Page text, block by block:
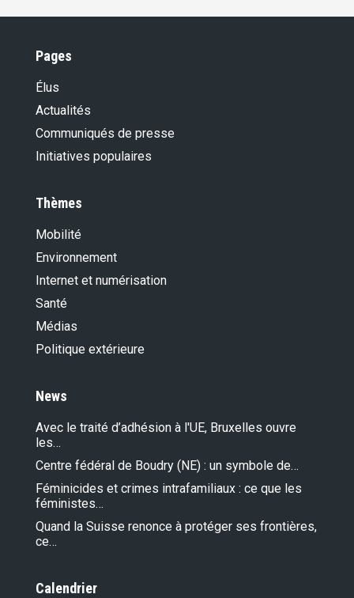
Pages
Élus
Actualités
Communiqués de presse
Initiatives populaires
Thèmes
Mobilité
Environnement
Internet et numérisation
Santé
Médias
Politique extérieure
News
Avec le traité d’adhésion à l'UE, Bruxelles ouvre
les…
Centre fédéral de Boudry (NE) : un symbole de…
Féminicides et crimes intrafamiliaux : ce que les
féministes…
Quand la Suisse renonce à protéger ses frontières,
ce…
Calendrier